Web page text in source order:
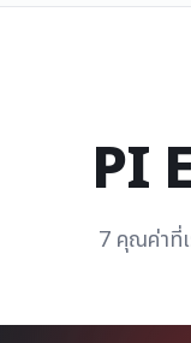
PI
7 คุณค่าที่